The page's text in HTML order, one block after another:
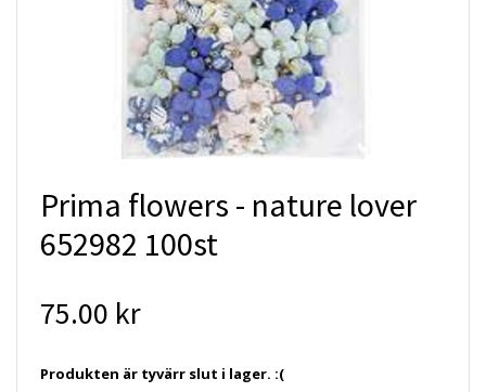
Prima flowers - nature lover
652982 100st
75.00 kr
Produkten är tyvärr slut i lager. :(